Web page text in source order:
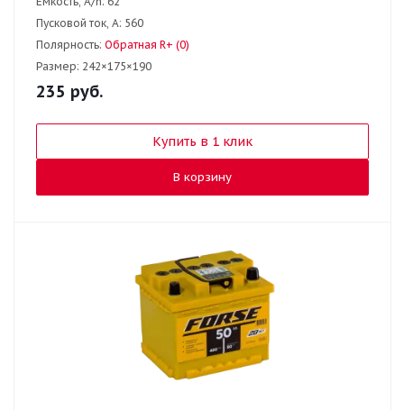
Пусковой ток, А: 560
Полярность: Обратная R+ (0)
Размер: 242×175×190
235 руб.
Купить в 1 клик
В корзину